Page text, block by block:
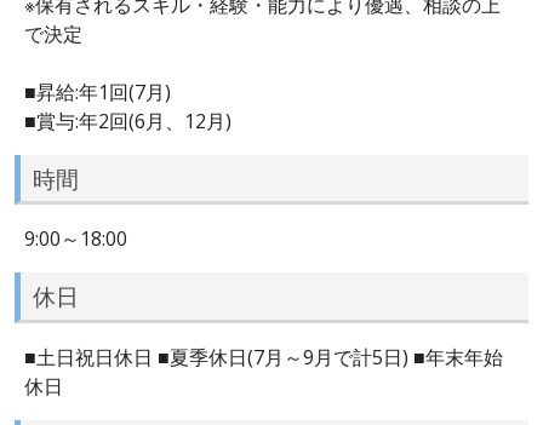
で決定
■昇給:年1回(7月)
■賞与:年2回(6月、12月)
時間
9:00～18:00
休日
■土日祝日休日 ■夏季休日(7月～9月で計5日) ■年末年始
休日